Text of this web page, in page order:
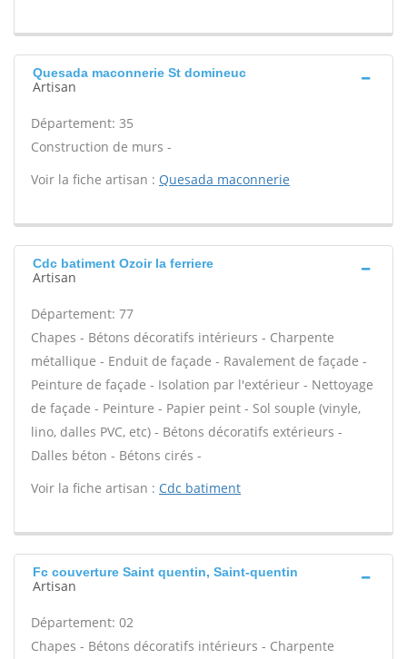
Quesada maconnerie St domineuc
Artisan
Département: 35
Construction de murs -
Voir la fiche artisan : Quesada maconnerie
Cdc batiment Ozoir la ferriere
Artisan
Département: 77
Chapes - Bétons décoratifs intérieurs - Charpente
métallique - Enduit de façade - Ravalement de façade -
Peinture de façade - Isolation par l'extérieur - Nettoyage
de façade - Peinture - Papier peint - Sol souple (vinyle,
lino, dalles PVC, etc) - Bétons décoratifs extérieurs -
Dalles béton - Bétons cirés -
Voir la fiche artisan : Cdc batiment
Fc couverture Saint quentin, Saint-quentin
Artisan
Département: 02
Chapes - Bétons décoratifs intérieurs - Charpente